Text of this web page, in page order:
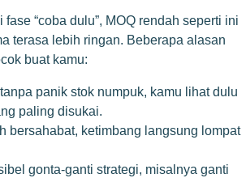
“coba dulu”, MOQ rendah seperti ini
terasa lebih ringan. Beberapa alasan
buat kamu:
panik stok numpuk, kamu lihat dulu
paling disukai.
bersahabat, ketimbang langsung lompat
gonta-ganti strategi, misalnya ganti